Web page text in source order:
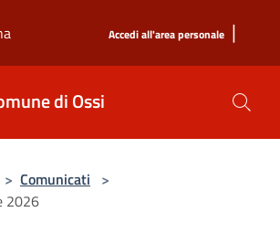
Accedi all'area personale |
di Ossi
> Comunicati >
2026